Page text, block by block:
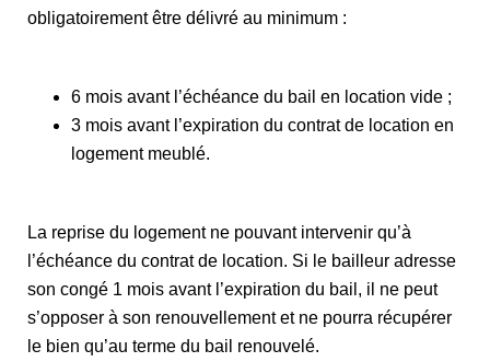
obligatoirement être délivré au minimum :
6 mois avant l’échéance du bail en location vide ;
3 mois avant l’expiration du contrat de location en
logement meublé.
La reprise du logement ne pouvant intervenir qu’à
l’échéance du contrat de location. Si le bailleur adresse
son congé 1 mois avant l’expiration du bail, il ne peut
s’opposer à son renouvellement et ne pourra récupérer
le bien qu’au terme du bail renouvelé.